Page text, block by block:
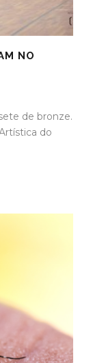
NO
de bronze.
do